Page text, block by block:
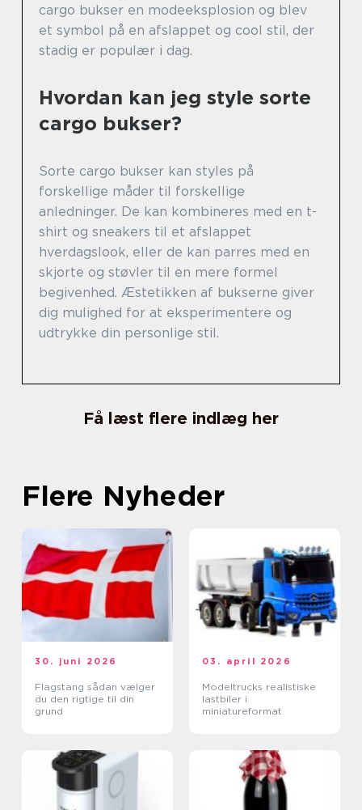
cargo bukser en modeeksplosion og blev
et symbol på en afslappet og cool stil, der
stadig er populær i dag.
Hvordan kan jeg style sorte
cargo bukser?
Sorte cargo bukser kan styles på
forskellige måder til forskellige
anledninger. De kan kombineres med en t-
shirt og sneakers til et afslappet
hverdagslook, eller de kan parres med en
skjorte og støvler til en mere formel
begivenhed. Æstetikken af bukserne giver
dig mulighed for at eksperimentere og
udtrykke din personlige stil.
Få læst flere indlæg her
Flere Nyheder
30. juni 2026
Flagstang sådan vælger
du den rigtige til din
grund
03. april 2026
Modeltrucks realistiske
lastbiler i
miniatureformat